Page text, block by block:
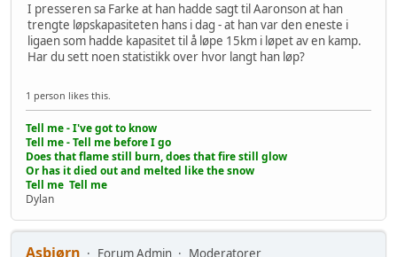
I presseren sa Farke at han hadde sagt til Aaronson at han
trengte løpskapasiteten hans i dag - at han var den eneste i
ligaen som hadde kapasitet til å løpe 15km i løpet av en kamp.
Har du sett noen statistikk over hvor langt han løp?
1 person likes this.
Tell me - I've got to know
Tell me - Tell me before I go
Does that flame still burn, does that fire still glow
Or has it died out and melted like the snow
Tell me Tell me
Dylan
Asbjørn Forum Admin
Moderatorer